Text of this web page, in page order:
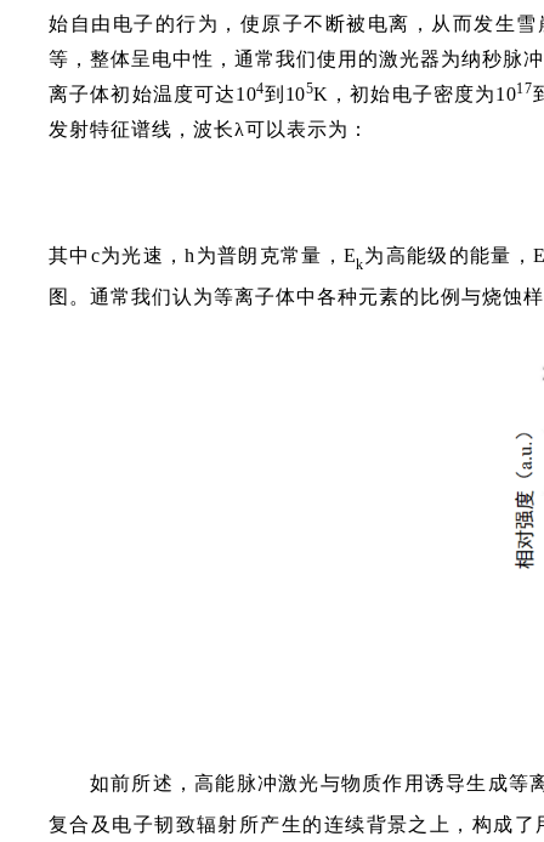
始自由电子的行为，使原子不断被电离，从而发生
等，整体呈电中性，通常我们使用的激光器为纳秒脉
离子体初始温度可达104到105K ，初始电子密度为1017
发射特征谱线，波长λ可以表示为：
其中c为光速，h为普朗克常量， Ek为高能级的能量，
图。通常我们认为等离子体中各种元素的比例与烧蚀
如前所述，高能脉冲激光与物质作用诱导生成
复合及电子韧致辐射所产生的连续背景之上，构成